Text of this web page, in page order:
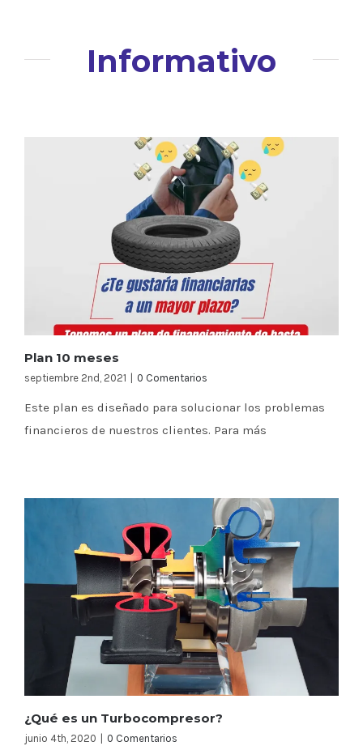
Informativo
Plan 10 meses
septiembre 2nd, 2021 0 Comentarios
Este plan es diseñado para solucionar los problemas
financieros de nuestros clientes. Para más
¿Qué es un Turbocompresor?
junio 4th, 2020 0 Comentarios